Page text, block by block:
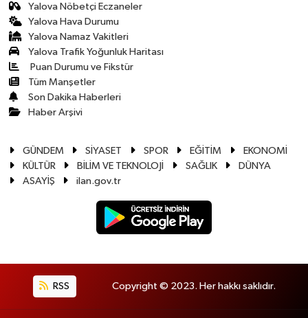
Yalova Nöbetçi Eczaneler
Yalova Hava Durumu
Yalova Namaz Vakitleri
Yalova Trafik Yoğunluk Haritası
Puan Durumu ve Fikstür
Tüm Manşetler
Son Dakika Haberleri
Haber Arşivi
GÜNDEM SİYASET SPOR EĞİTİM
EKONOMİ
KÜLTÜR
BİLİM VE TEKNOLOJİ SAĞLIK
DÜNYA
ASAYİŞ
ilan.gov.tr
RSS Copyright © 2023. Her hakkı saklıdır.